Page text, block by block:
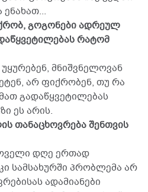
გოგონები ადრეულ
რატომ
მნიშვნელოვან
არ ფიქრობენ, თუ რა
გადაწყვეტილებას
ეს არის.
თანაცხოვრება შენთვის
დღე ერთად
სამსახურში პრობლემა არ
ადამიანები